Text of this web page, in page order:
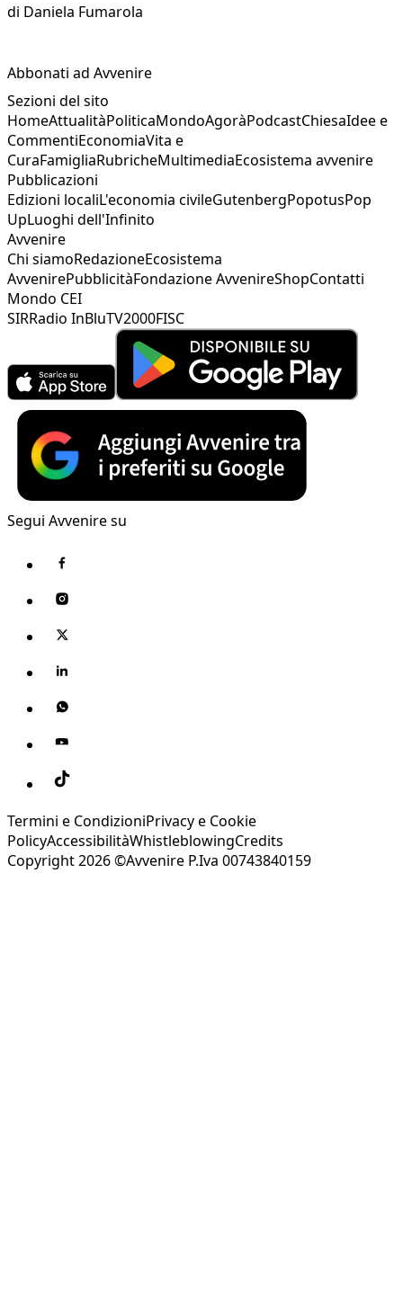
di Daniela Fumarola
Abbonati ad Avvenire
Sezioni del sito
HomeAttualitàPoliticaMondoAgoràPodcastChiesaIdee e
CommentiEconomiaVita e
CuraFamigliaRubricheMultimediaEcosistema avvenire
Pubblicazioni
Edizioni localiL'economia civileGutenbergPopotusPop
UpLuoghi dell'Infinito
Avvenire
Chi siamoRedazioneEcosistema
AvvenirePubblicitàFondazione AvvenireShopContatti
Mondo CEI
SIRRadio InBluTV2000FISC
Segui Avvenire su
Termini e CondizioniPrivacy e Cookie
PolicyAccessibilitàWhistleblowingCredits
Copyright 2026 ©Avvenire P.Iva 00743840159